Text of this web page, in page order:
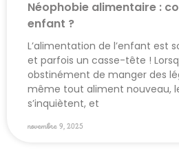
Néophobie alimentaire :
enfant ?
L’alimentation de l’enfant est
et parfois un casse-tête !
obstinément de manger des
même tout aliment nouveau,
s’inquiètent, et
novembre 9, 2025